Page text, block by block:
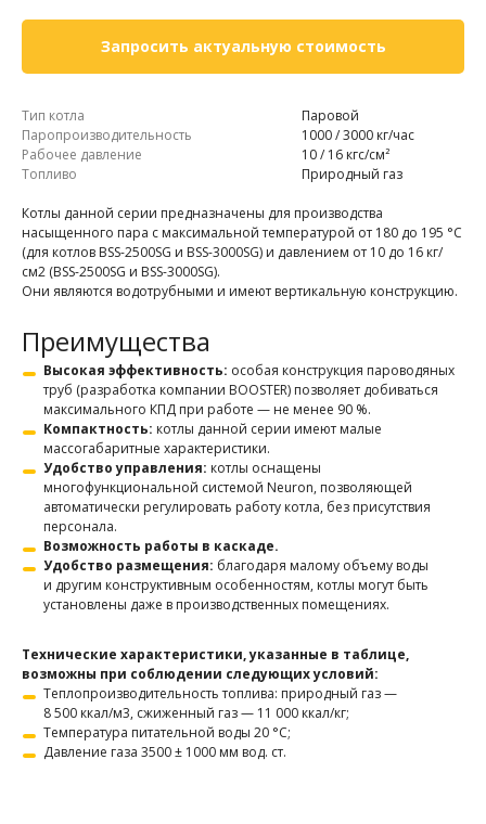
Запросить актуальную стоимость
Тип котла
Паровой
Паропроизводительность
1000 / 3000 кг/час
Рабочее давление
10 / 16 кгс/см²
Топливо
Природный газ
Котлы данной серии предназначены для производства
насыщенного пара с максимальной температурой от 180 до 195 °С
(для котлов BSS-2500SG и BSS-3000SG) и давлением от 10 до 16 кг/
см2 (BSS-2500SG и BSS-3000SG).
Они являются водотрубными и имеют вертикальную конструкцию.
Преимущества
Высокая эффективность: особая конструкция пароводяных
труб (разработка компании BOOSTER) позволяет добиваться
максимального КПД при работе — не менее 90 %.
Компактность: котлы данной серии имеют малые
массогабаритные характеристики.
Удобство управления: котлы оснащены
многофункциональной системой Neuron, позволяющей
автоматически регулировать работу котла, без присутствия
персонала.
Возможность работы в каскаде.
Удобство размещения: благодаря малому объему воды
и другим конструктивным особенностям, котлы могут быть
установлены даже в производственных помещениях.
Технические характеристики, указанные в таблице,
возможны при соблюдении следующих условий:
Теплопроизводительность топлива: природный газ —
8 500 ккал/м3, сжиженный газ — 11 000 ккал/кг;
Температура питательной воды 20 °С;
Давление газа 3500 ± 1000 мм вод. ст.